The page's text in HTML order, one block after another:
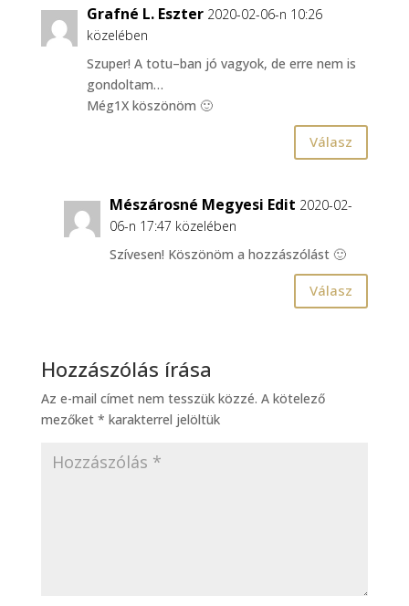
Grafné L. Eszter 2020-02-06-n 10:26
közelében
Szuper! A totu–ban jó vagyok, de erre nem is
gondoltam…
Még1X köszönöm 🙂
Válasz
Mészárosné Megyesi Edit 2020-02-
06-n 17:47 közelében
Szívesen! Köszönöm a hozzászólást 🙂
Válasz
Hozzászólás írása
Az e-mail címet nem tesszük közzé. A kötelező
mezőket * karakterrel jelöltük